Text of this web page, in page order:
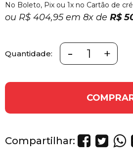
No Boleto, Pix ou 1x no Cartão de
ou R$ 404,95 em 8x de R$
Quantidade: - +
Compartilhar: